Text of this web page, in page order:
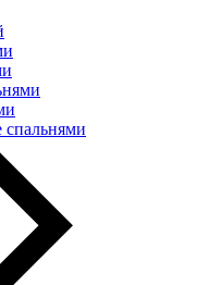
спальнями